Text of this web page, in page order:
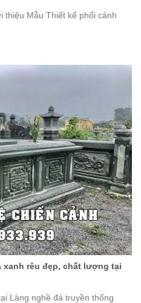
thiệu Mẫu Thiết kế phối cảnh
xanh rêu đẹp, chất lượng tại
Làng nghề đá truyền thống